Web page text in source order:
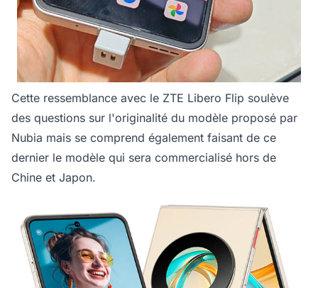
Cette ressemblance avec le ZTE Libero Flip soulève
des questions sur l'originalité du modèle proposé par
Nubia mais se comprend également faisant de ce
dernier le modèle qui sera commercialisé hors de
Chine et Japon.